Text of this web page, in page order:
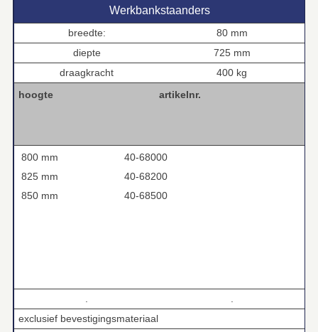
Werkbankstaanders
breedte:
80 mm
diepte
725 mm
draagkracht
400 kg
hoogte
artikelnr.
800 mm
40-68000
825 mm
40-68200
850 mm
40-68500
.
.
exclusief bevestigingsmateriaal